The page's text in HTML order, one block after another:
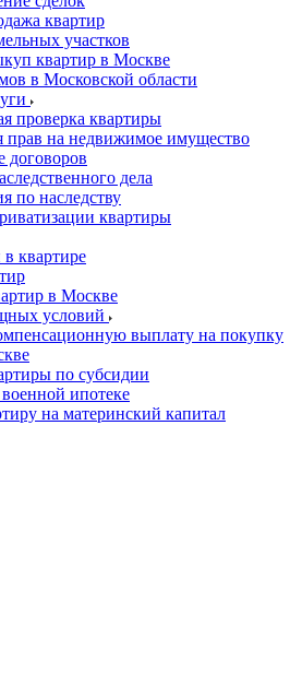
квартир
участков
квартир в Москве
в Московской области
проверка квартиры
прав на недвижимое имущество
договоров
дела
по наследству
квартиры
квартире
в Москве
условий
выплату на покупку
по субсидии
ипотеке
на материнский капитал